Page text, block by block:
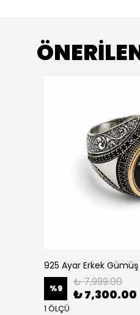
925 Ayar Erkek
%9 ₺ 7,999.00
₺ 7,300.00
1 ÖLÇÜ